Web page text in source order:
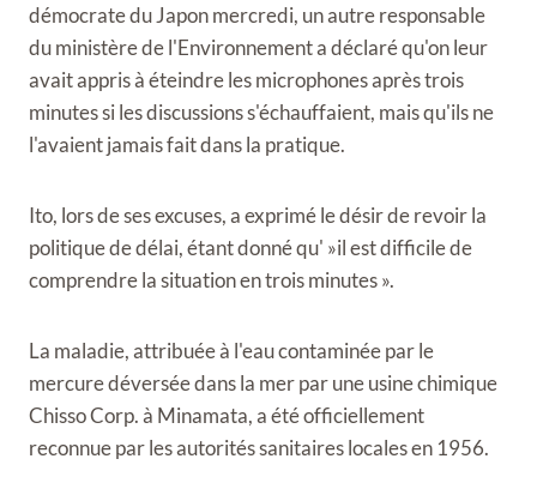
démocrate du Japon mercredi, un autre responsable
du ministère de l'Environnement a déclaré qu'on leur
avait appris à éteindre les microphones après trois
minutes si les discussions s'échauffaient, mais qu'ils ne
l'avaient jamais fait dans la pratique.
Ito, lors de ses excuses, a exprimé le désir de revoir la
politique de délai, étant donné qu' »il est difficile de
comprendre la situation en trois minutes ».
La maladie, attribuée à l'eau contaminée par le
mercure déversée dans la mer par une usine chimique
Chisso Corp. à Minamata, a été officiellement
reconnue par les autorités sanitaires locales en 1956.